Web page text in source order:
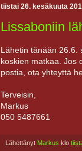
tiistai 26. kesäkuuta
Lissaboniin
Lähetin tänään 26.6.
koskien matkaa. Jos
postia, ota yhteyttä
Terveisin,
Markus
050 5487661
Lähettänyt Markus klo